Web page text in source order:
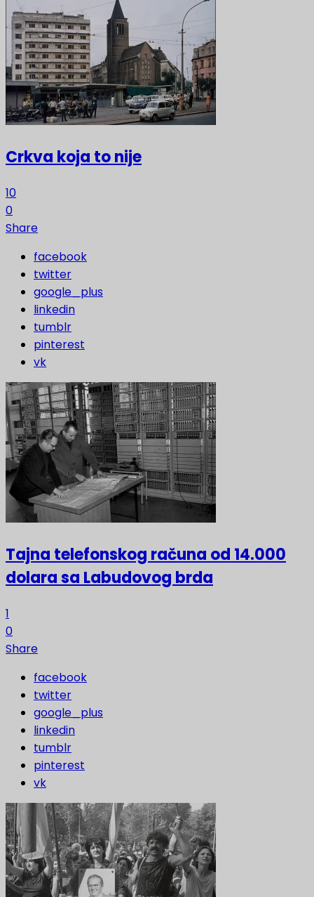
Crkva koja to nije
10
0
Share
facebook
twitter
google_plus
linkedin
tumblr
pinterest
vk
Tajna telefonskog računa od 14.000
dolara sa Labudovog brda
1
0
Share
facebook
twitter
google_plus
linkedin
tumblr
pinterest
vk